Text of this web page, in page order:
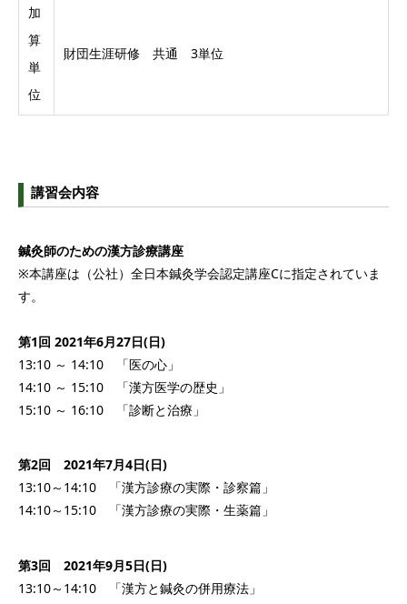
加
算
単
位
財団生涯研修 共通 3単位
講習会内容
鍼灸師のための漢方診療講座
※本講座は（公社）全日本鍼灸学会認定講座Cに指定されていま
す。
第1回 2021年6月27日(日)
13:10 ～ 14:10 「医の心」
14:10 ～ 15:10 「漢方医学の歴史」
15:10 ～ 16:10 「診断と治療」
第2回 2021年7月4日(日)
13:10～14:10 「漢方診療の実際・診察篇」
14:10～15:10 「漢方診療の実際・生薬篇」
第3回 2021年9月5日(日)
13:10～14:10 「漢方と鍼灸の併用療法」